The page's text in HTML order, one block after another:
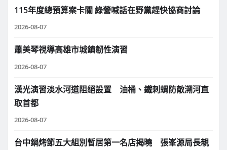
115年度總預算案卡關 綠營喊話在野黨趕快協商討論
2026-08-07
蕭美琴視導高雄市城鎮韌性演習
2026-08-07
漢光演習淡水河道阻絕設置 油桶、鐵刺蝟防敵溯河直
取首都
2026-08-07
台中鍋烤節五大組別暫居第一名店揭曉 張峯源局長親